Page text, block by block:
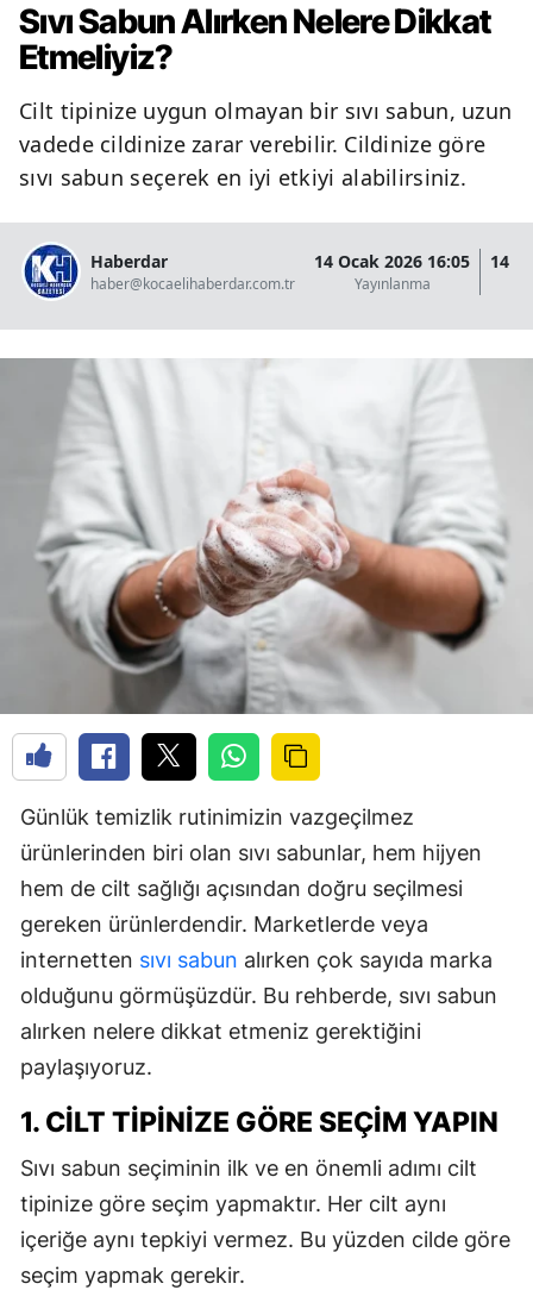
Sıvı Sabun Alırken Nelere Dikkat
Etmeliyiz?
Cilt tipinize uygun olmayan bir sıvı sabun, uzun
vadede cildinize zarar verebilir. Cildinize göre
sıvı sabun seçerek en iyi etkiyi alabilirsiniz.
Haberdar
haber@kocaelihaberdar.com.tr
14 Ocak 2026 16:05
Yayınlanma
14
Günlük temizlik rutinimizin vazgeçilmez
ürünlerinden biri olan sıvı sabunlar, hem hijyen
hem de cilt sağlığı açısından doğru seçilmesi
gereken ürünlerdendir. Marketlerde veya
internetten sıvı sabun alırken çok sayıda marka
olduğunu görmüşüzdür. Bu rehberde, sıvı sabun
alırken nelere dikkat etmeniz gerektiğini
paylaşıyoruz.
1. CILT TIPINIZE GÖRE SEÇIM YAPIN
Sıvı sabun seçiminin ilk ve en önemli adımı cilt
tipinize göre seçim yapmaktır. Her cilt aynı
içeriğe aynı tepkiyi vermez. Bu yüzden cilde göre
seçim yapmak gerekir.